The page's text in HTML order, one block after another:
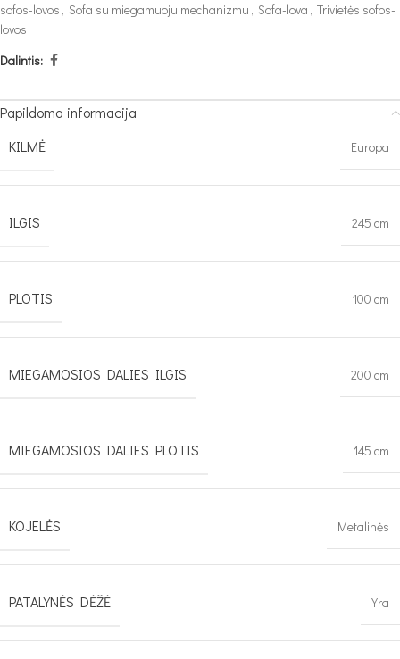
sofos-lovos , Sofa su miegamuoju mechanizmu , Sofa-lova , Trivietės sofos-
lovos
Dalintis:
Papildoma informacija
KILMĖ
Europa
ILGIS 245 cm
PLOTIS 100 cm
MIEGAMOSIOS DALIES ILGIS 200 cm
MIEGAMOSIOS DALIES PLOTIS 145 cm
KOJELĖS Metalinės
PATALYNĖS DĖŽĖ Yra